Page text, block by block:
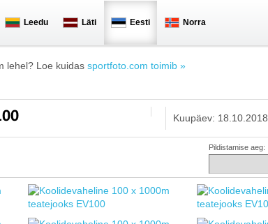
Leedu Läti Eesti Norra
lehel? Loe kuidas sportfoto.com toimib »
Kuupäev: 18.10.2018
Pildistamise aeg: